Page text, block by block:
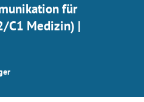
für
C1 Medizin) |